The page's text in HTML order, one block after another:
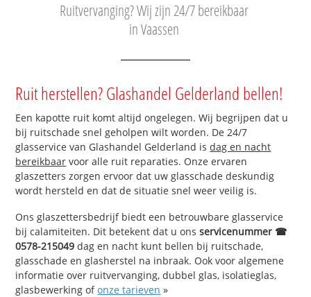
Ruitvervanging? Wij zijn 24/7 bereikbaar
in Vaassen
Ruit herstellen? Glashandel Gelderland bellen!
Een kapotte ruit komt altijd ongelegen. Wij begrijpen dat u
bij ruitschade snel geholpen wilt worden. De 24/7
glasservice van Glashandel Gelderland isdag en nacht
bereikbaar voor alle ruit reparaties. Onze ervaren
glaszetters zorgen ervoor dat uw glasschade deskundig
wordt hersteld en dat de situatie snel weer veilig is.
Ons glaszettersbedrijf biedt een betrouwbare glasservice
bij calamiteiten. Dit betekent dat u onsservicenummer ☎
0578-215049 dag en nacht kunt bellen bij ruitschade,
glasschade en glasherstel na inbraak. Ook voor algemene
informatie over ruitvervanging, dubbel glas, isolatieglas,
glasbewerking ofonze tarieven »